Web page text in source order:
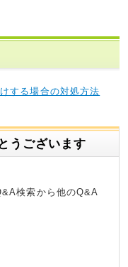
する場合の対処方法
うございます
検索から他のQ&A